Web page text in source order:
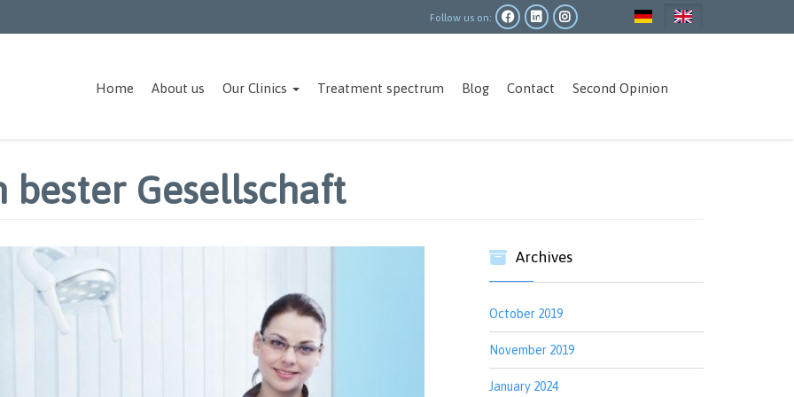
Follow us on:
Main
Home About us Our Clinics Treatment spectrum Blog Contact Second Opinion
Gesellschaft
Archives
October 2019
November 2019
January 2024